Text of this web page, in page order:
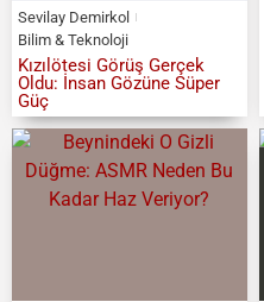
Sevilay Demirkol
Bilim & Teknoloji
Kızılötesi Görüş Gerçek
Oldu: İnsan Gözüne Süper
Güç